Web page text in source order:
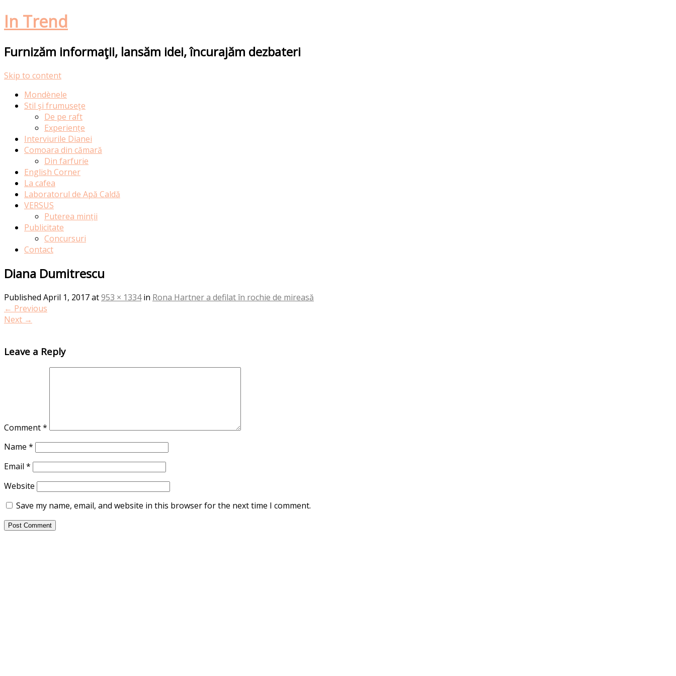
In Trend
Furnizăm informaţii, lansăm idei, încurajăm dezbateri
Skip to content
Mondènele
Stil şi frumuseţe
De pe raft
Experiențe
Interviurile Dianei
Comoara din cămară
Din farfurie
English Corner
La cafea
Laboratorul de Apă Caldă
VERSUS
Puterea minții
Publicitate
Concursuri
Contact
Diana Dumitrescu
Published April 1, 2017at953 × 1334in Rona Hartner a defilat în rochie de mireasă
← Previous
Next →
Leave a Reply
Comment*
Name *
Email *
Website
Save my name, email, and website in this browser for the next time I comment.